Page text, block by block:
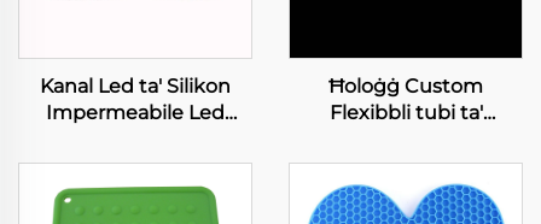
Kanal Led ta' Silikon
Impermeabile Led
Lumi 8mm
Ħoloġġ Custom
Flexibbli tubi ta'
Ħaddiem gradi ta'
Silikonn Transparent
Peristaltic Pump Tube